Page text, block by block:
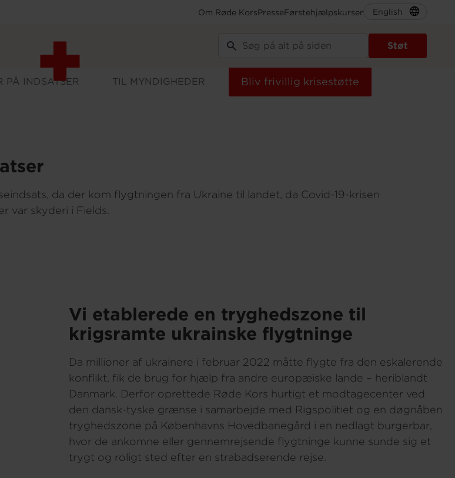
Støt
Om Røde KorsPresseFørstehjælpskurser English
på indsatser
PÅ INDSATSER TIL MYNDIGHEDER Bliv frivillig krisestøtte
da der kom flygtningen fra Ukraine til landet, da Covid-19-krisen
var skyderi i Fields.
Vi etablerede en tryghedszone til
krigsramte ukrainske flygtninge
Da millioner af ukrainere i februar 2022 måtte flygte fra den eskalerende
konflikt, fik de brug for hjælp fra andre europæiske lande – heriblandt
Danmark. Derfor oprettede Røde Kors hurtigt et modtagecenter ved
den dansk-tyske grænse i samarbejde med Rigspolitiet og en døgnåben
tryghedszone på Københavns Hovedbanegård i en nedlagt burgerbar,
hvor de ankomne eller gennemrejsende flygtninge kunne sunde sig et
trygt og roligt sted efter en strabadserende rejse.